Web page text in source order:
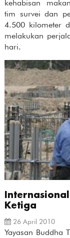
kehabisan
tim survei dan
4.500 kilometer
melakukan
hari.
Ketiga
26 April 2010
Yayasan Buddha